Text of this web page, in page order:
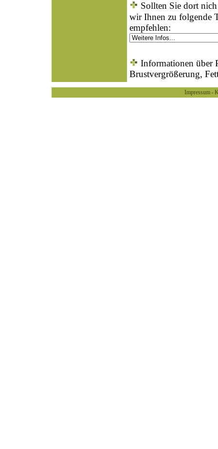
Sollten Sie dort
wir Ihnen zu folgende
empfehlen:
Informationen über
Brustvergrößerung,
Impressum-